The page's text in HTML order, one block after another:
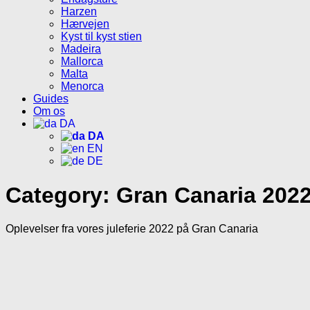
Harzen
Hærvejen
Kyst til kyst stien
Madeira
Mallorca
Malta
Menorca
Guides
Om os
DA
DA
EN
DE
Category: Gran Canaria
Oplevelser fra vores juleferie 2022 på Gran Canaria